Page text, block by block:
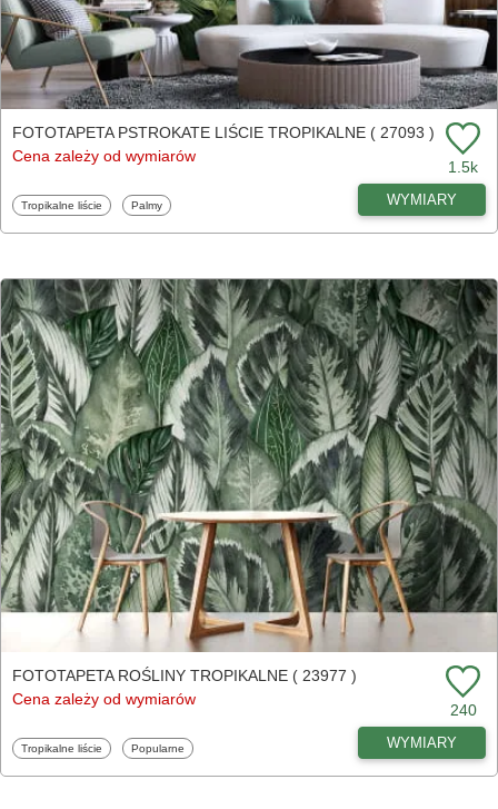
FOTOTAPETA PSTROKATE LIŚCIE TROPIKALNE ( 27093 )
Cena zależy od wymiarów
1.5k
Fototapety
Tropikalne liście Fototapety
Palmy WYMIARY
FOTOTAPETA ROŚLINY TROPIKALNE ( 23977 )
Cena zależy od wymiarów
240
Fototapety
Tropikalne liście Fototapety
Popularne WYMIARY